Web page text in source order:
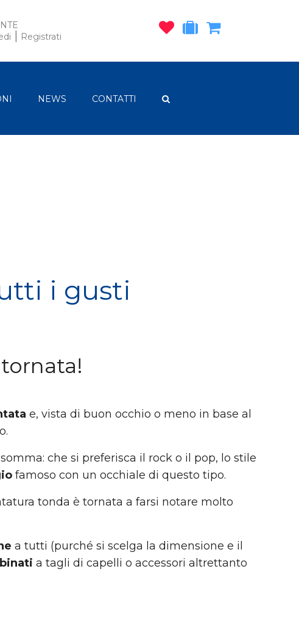
| Registrati
NEWS CONTATTI
i gusti
e, vista di buon occhio o meno in base al
che si preferisca il rock o il pop, lo stile
famoso con un occhiale di questo tipo.
tonda è tornata a farsi notare molto
a tutti (purché si scelga la dimensione e il
a tagli di capelli o accessori altrettanto